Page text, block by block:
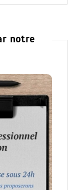
notre